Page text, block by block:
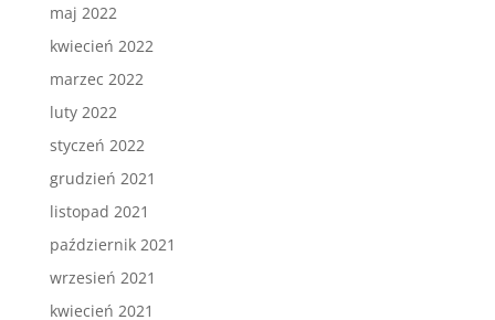
maj 2022
kwiecień 2022
marzec 2022
luty 2022
styczeń 2022
grudzień 2021
listopad 2021
październik 2021
wrzesień 2021
kwiecień 2021